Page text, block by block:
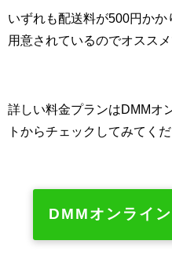
いずれも配送料が500円か
用意されているのでオススメ
詳しい料金プランはDMMオ
トからチェックしてみてくだ
DMMオンライ